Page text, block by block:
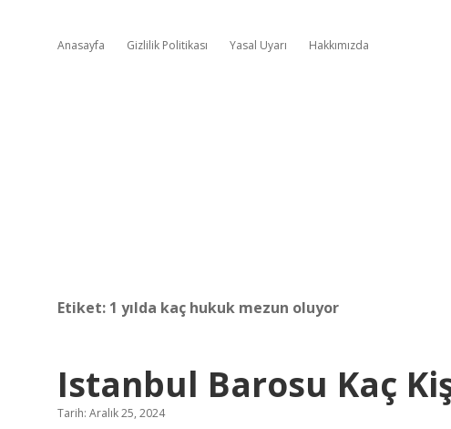
Anasayfa Gizlilik Politikası Yasal Uyarı Hakkımızda
Etiket: 1 yılda kaç hukuk mezun oluyor
Istanbul Barosu Kaç
Tarih: Aralık 25, 2024